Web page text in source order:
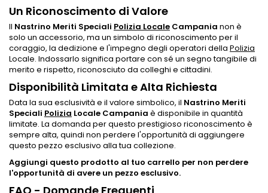
Un Riconoscimento di Valore
Il Nastrino Meriti Speciali Polizia Locale Campania non è
solo un accessorio, ma un simbolo di riconoscimento per il
coraggio, la dedizione e l'impegno degli operatori della Polizia
Locale. Indossarlo significa portare con sé un segno tangibile di
merito e rispetto, riconosciuto da colleghi e cittadini.
Disponibilità Limitata e Alta Richiesta
Data la sua esclusività e il valore simbolico, il Nastrino Meriti
Speciali Polizia Locale Campania è disponibile in quantità
limitate. La domanda per questo prestigioso riconoscimento è
sempre alta, quindi non perdere l'opportunità di aggiungere
questo pezzo esclusivo alla tua collezione.
Aggiungi questo prodotto al tuo carrello per non perdere
l'opportunità di avere un pezzo esclusivo.